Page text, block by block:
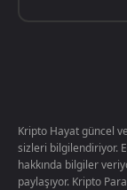
Kripto Hayat güncel
sizleri bilgilendiriyor.
hakkında bilgiler
paylaşıyor. Kripto